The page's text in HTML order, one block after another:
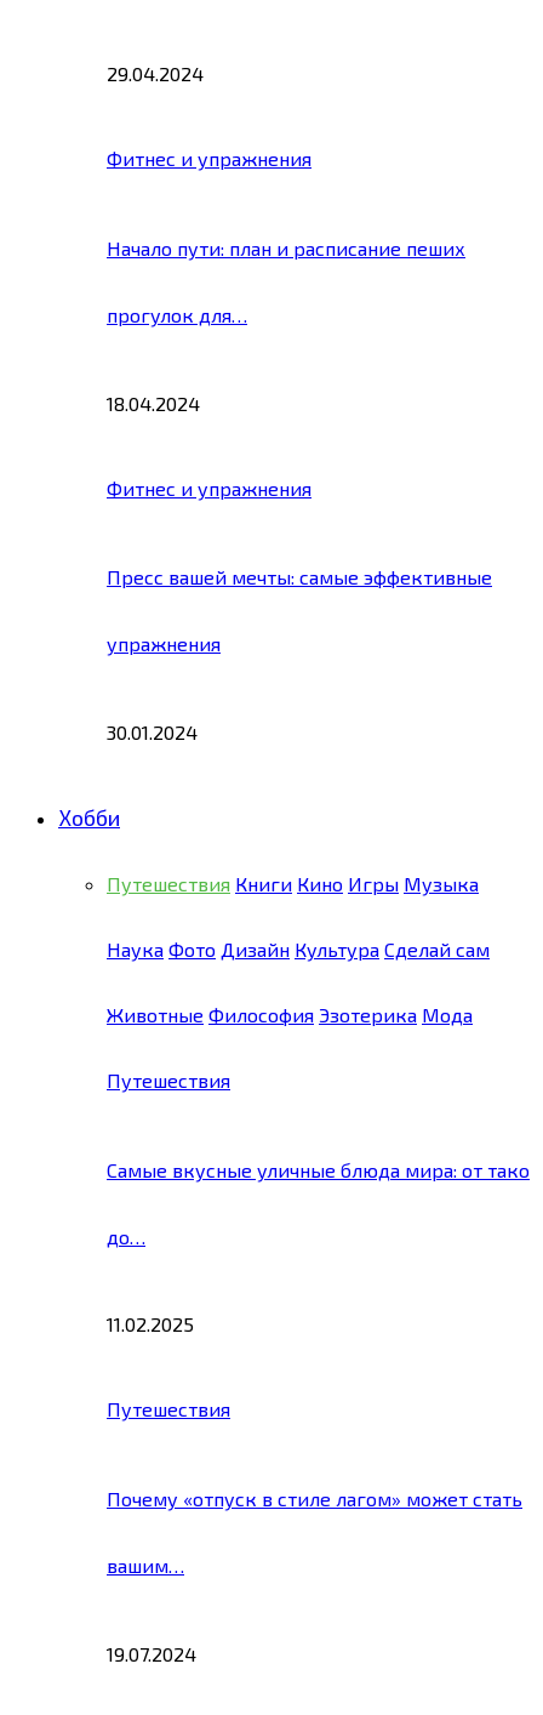
29.04.2024
Фитнес и упражнения
Начало пути: план и расписание пеших
прогулок для…
18.04.2024
Фитнес и упражнения
Пресс вашей мечты: самые эффективные
упражнения
30.01.2024
Хобби
Путешествия Книги Кино Игры Музыка
Наука Фото Дизайн Культура Сделай сам
Животные Философия Эзотерика Мода
Путешествия
Самые вкусные уличные блюда мира: от тако
до…
11.02.2025
Путешествия
Почему «отпуск в стиле лагом» может стать
вашим…
19.07.2024